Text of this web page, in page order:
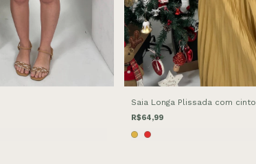
Saia Longa Plissada com cinto
R$64,99